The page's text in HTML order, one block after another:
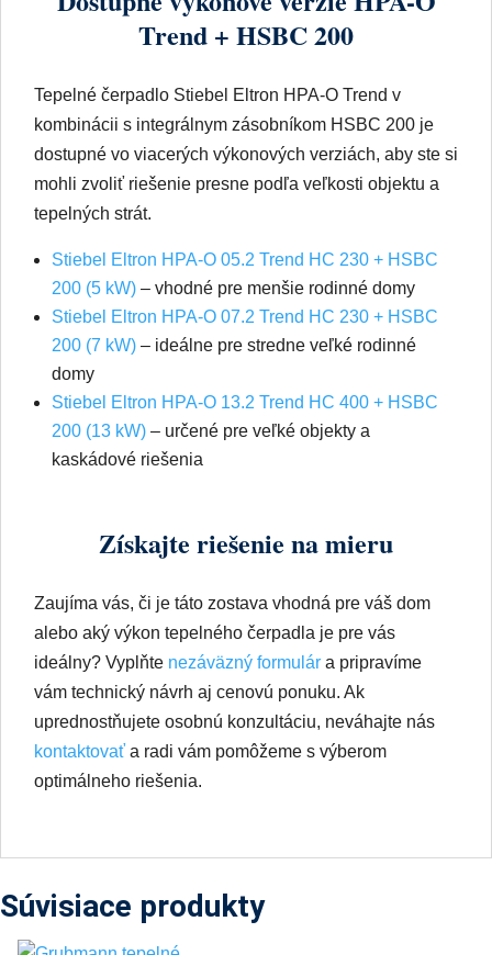
kombinácii s integrálnym zásobníkom HSBC 200 je
dostupné vo viacerých výkonových verziách, aby ste si
tepelných strát.
Stiebel Eltron HPA-O 05.2 Trend HC 230 + HSBC
Stiebel Eltron HPA-O 07.2 Trend HC 230 + HSBC
200 (7 kW)
domy
Stiebel Eltron HPA-O 13.2 Trend HC 400 + HSBC
200 (13 kW)– určené pre veľké objekty a
kaskádové riešenia
Získajte riešenie na mieru
ideálny? Vyplňtenezáväzný formulár a pripravíme
uprednostňujete osobnú konzultáciu, neváhajte nás
kontaktovaťa radi vám pomôžeme s výberom
optimálneho riešenia.
Súvisiace produkty
GRUBMANN EcoSilent
R8 – 8 kW tepelné